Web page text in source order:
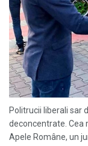
Politrucii liberali sar
deconcentrate. Cea
Apele Române, un